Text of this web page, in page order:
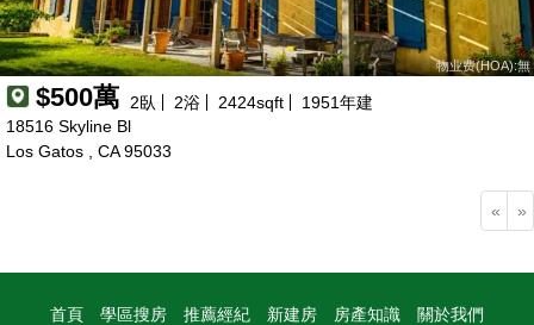
物业费(HOA):無
$500萬 2臥 2浴 2424sqft 1951年建
18516 Skyline Bl
Los Gatos , CA 95033
« »
首頁 學區搜房 推薦經紀 新建房 房產知識 關於我們